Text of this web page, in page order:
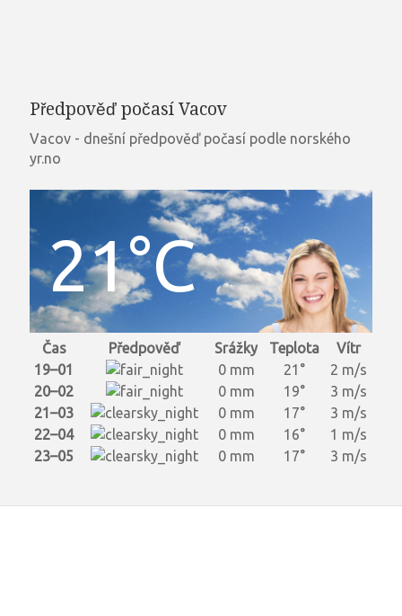
Předpověď počasí Vacov
Vacov - dnešní předpověď počasí podle norského
yr.no
21°C
Čas Předpověď Srážky Teplota
Vítr
19–01
0 mm 21°
2 m/s
20–02
0 mm 19°
3 m/s
21–03
0 mm 17°
3 m/s
22–04
0 mm 16°
1 m/s
23–05
0 mm 17° 3 m/s